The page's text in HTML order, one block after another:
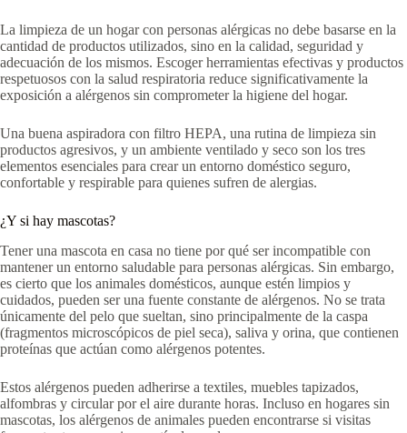
La limpieza de un hogar con personas alérgicas no debe basarse en la
cantidad de productos utilizados, sino en la calidad, seguridad y
adecuación de los mismos. Escoger herramientas efectivas y productos
respetuosos con la salud respiratoria reduce significativamente la
exposición a alérgenos sin comprometer la higiene del hogar.
Una buena aspiradora con filtro HEPA, una rutina de limpieza sin
productos agresivos, y un ambiente ventilado y seco son los tres
elementos esenciales para crear un entorno doméstico seguro,
confortable y respirable para quienes sufren de alergias.
¿Y si hay mascotas?
Tener una mascota en casa no tiene por qué ser incompatible con
mantener un entorno saludable para personas alérgicas. Sin embargo,
es cierto que los animales domésticos, aunque estén limpios y
cuidados, pueden ser una fuente constante de alérgenos. No se trata
únicamente del pelo que sueltan, sino principalmente de la caspa
(fragmentos microscópicos de piel seca), saliva y orina, que contienen
proteínas que actúan como alérgenos potentes.
Estos alérgenos pueden adherirse a textiles, muebles tapizados,
alfombras y circular por el aire durante horas. Incluso en hogares sin
mascotas, los alérgenos de animales pueden encontrarse si visitas